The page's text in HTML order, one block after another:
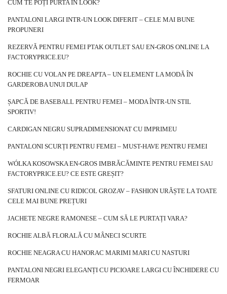
CUM TE POȚI PURTA ÎN LOOK?
PANTALONI LARGI INTR-UN LOOK DIFERIT – CELE MAI BUNE
PROPUNERI
REZERVĂ PENTRU FEMEI PTAK OUTLET SAU EN-GROS ONLINE LA
FACTORYPRICE.EU?
ROCHIE CU VOLAN PE DREAPTA – UN ELEMENT LA MODĂ ÎN
GARDEROBA UNUI DULAP
ȘAPCĂ DE BASEBALL PENTRU FEMEI – MODA ÎNTR-UN STIL
SPORTIV!
CARDIGAN NEGRU SUPRADIMENSIONAT CU IMPRIMEU
PANTALONI SCURȚI PENTRU FEMEI – MUST-HAVE PENTRU FEMEI
WÓLKA KOSOWSKA EN-GROS IMBRĂCĂMINTE PENTRU FEMEI SAU
FACTORYPRICE.EU? CE ESTE GREȘIT?
SFATURI ONLINE CU RIDICOL GROZAV – FASHION URĂȘTE LA TOATE
CELE MAI BUNE PREȚURI
JACHETE NEGRE RAMONESE – CUM SĂ LE PURTAȚI VARA?
ROCHIE ALBĂ FLORALĂ CU MÂNECI SCURTE
ROCHIE NEAGRA CU HANORAC MARIMI MARI CU NASTURI
PANTALONI NEGRI ELEGANȚI CU PICIOARE LARGI CU ÎNCHIDERE CU
FERMOAR